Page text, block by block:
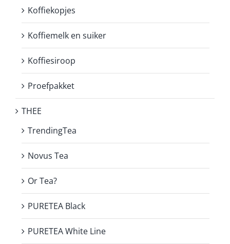
Koffiekopjes
Koffiemelk en suiker
Koffiesiroop
Proefpakket
THEE
TrendingTea
Novus Tea
Or Tea?
PURETEA Black
PURETEA White Line